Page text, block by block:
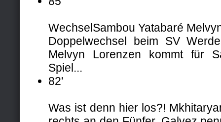
Wechsel Sambou Yatabaré
Doppelwechsel beim SV
Melvyn Lorenzen kommt für
Spiel...
82'
Was ist denn hier los?!